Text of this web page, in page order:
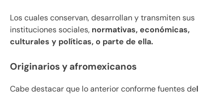
Los cuales conservan, desarrollan y transmiten sus
instituciones sociales, normativas, económicas,
culturales y políticas, o parte de ella.
Originarios y afromexicanos
Cabe destacar que lo anterior conforme fuentes del